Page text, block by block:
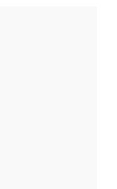
i dette